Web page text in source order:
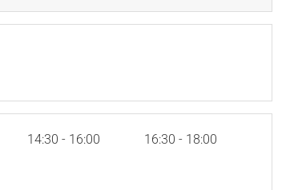
14:30 - 16:00 16:30 - 18:00